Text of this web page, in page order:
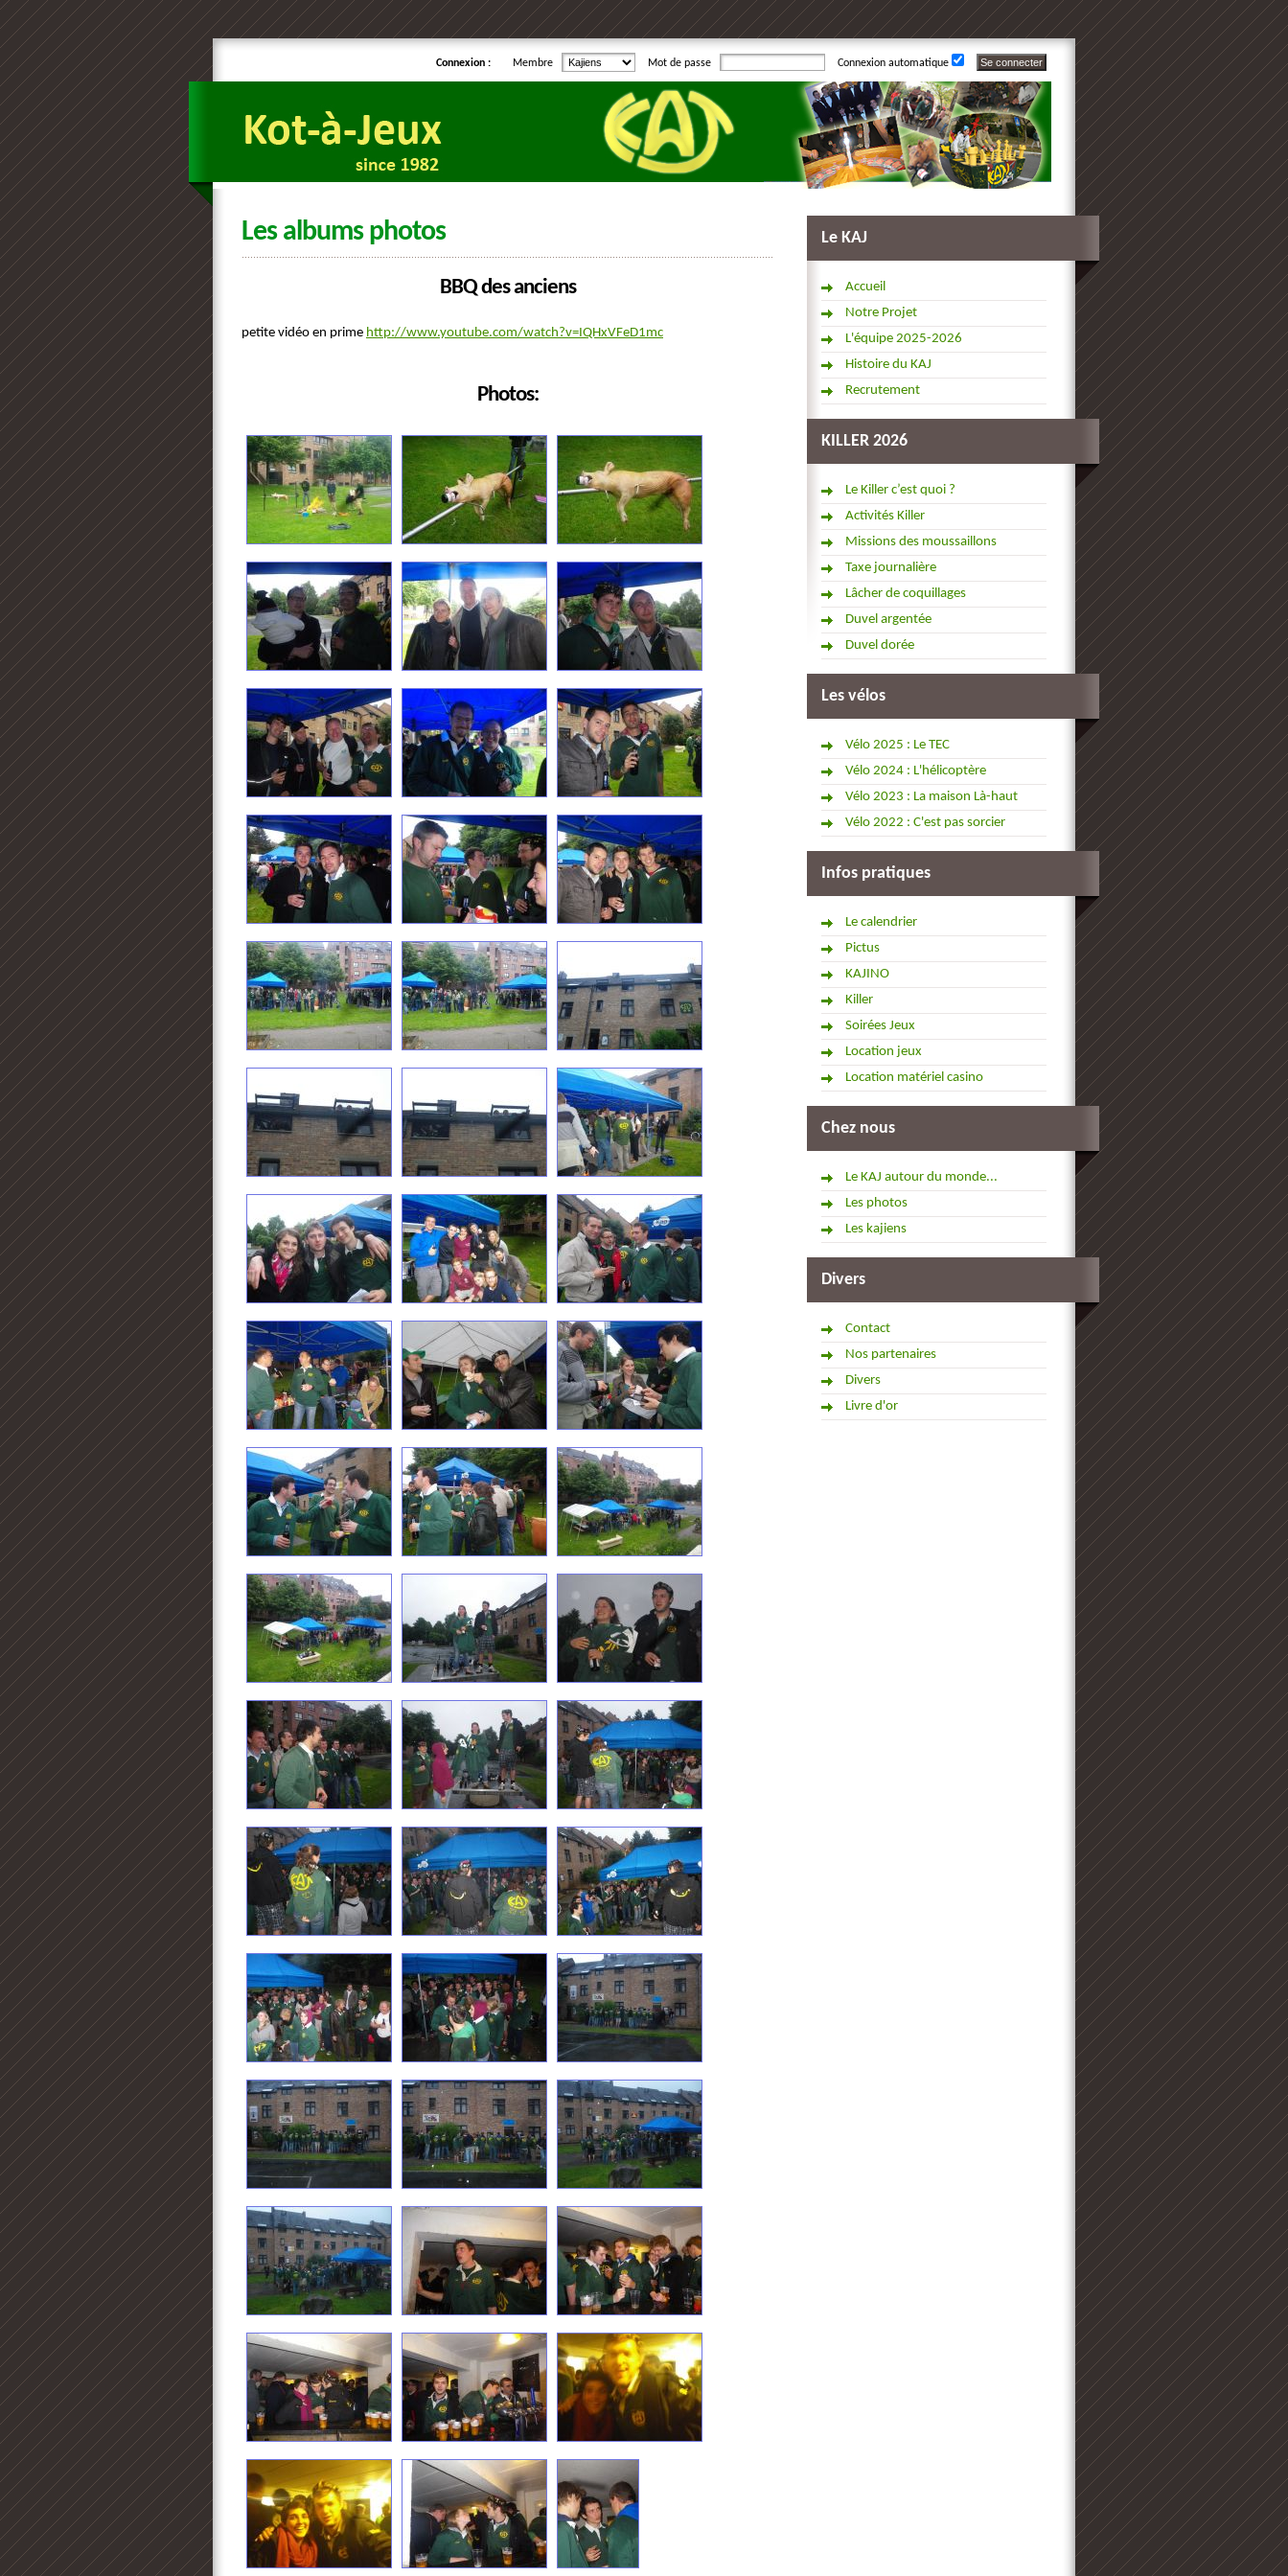
Connexion : Membre Mot de passe Connexion automatique
Le KAJ
Accueil
Notre Projet
L'équipe 2025-2026
Histoire du KAJ
Recrutement
KILLER 2026
Le Killer c’est quoi ?
Activités Killer
Missions des moussaillons
Taxe journalière
Lâcher de coquillages
Duvel argentée
Duvel dorée
Les vélos
Vélo 2025 : Le TEC
Vélo 2024 : L'hélicoptère
Vélo 2023 : La maison Là-haut
Vélo 2022 : C'est pas sorcier
Infos pratiques
Le calendrier
Pictus
KAJINO
Killer
Soirées Jeux
Location jeux
Location matériel casino
Chez nous
Le KAJ autour du monde...
Les photos
Les kajiens
Divers
Contact
Nos partenaires
Divers
Livre d'or
Les albums photos
BBQ des anciens
petite vidéo en prime http://www.youtube.com/watch?v=IQHxVFeD1mc
Photos: